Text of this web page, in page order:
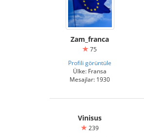
Zam_franca
75
Profili görüntüle
Ülke: Fransa
Mesajlar: 1930
Vinisus
239